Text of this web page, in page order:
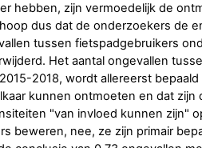
hebben, zijn vermoedelijk de
dus dat de onderzoekers de
tussen fietspadgebruikers
Het aantal ongevallen
2018, wordt allereerst
kunnen ontmoeten en dat zijn
"van invloed kunnen zijn"
beweren, nee, ze zijn primair